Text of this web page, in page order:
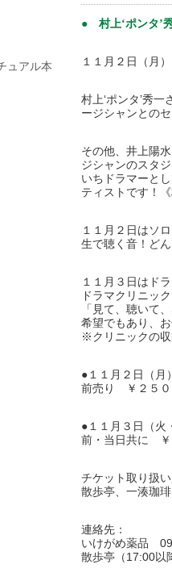
● 村上‘ポンタ’
１１月２日（月
村上‘ポンタ’秀
ージシャンとの
その他、井上陽
ジシャンのスタ
いちドラマーと
ティストです！
１１月２日はソ
生で聴く音！ど
１１月３日はド
ドラマクリニッ
「見て、聴いて
希望でもあり、
※クリニックの
●１１月２日（
前売り ￥２５
●１１月３日（
前・当日共に
チケット取り扱い
散歩亭、一湊珈
連絡先：
いけがめ薬品
散歩亭（17:00
ュアル本